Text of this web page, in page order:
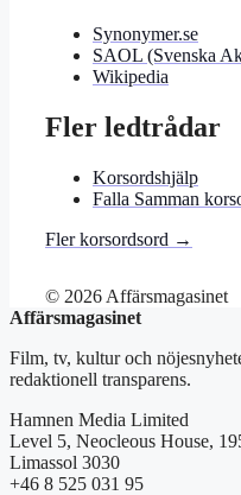
Synonymer.se
SAOL (Svenska
Wikipedia
Fler ledtrådar
Korsordshjälp
Falla Samman
Fler korsordsord →
© 2026 Affärsmagasinet
Affärsmagasinet
Film, tv, kultur och
redaktionell transparens.
Hamnen Media Limited
Level 5, Neocleous House,
Limassol 3030
+46 8 525 031 95